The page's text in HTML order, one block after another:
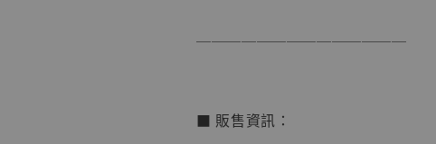
──────────────
■ 販售資訊：